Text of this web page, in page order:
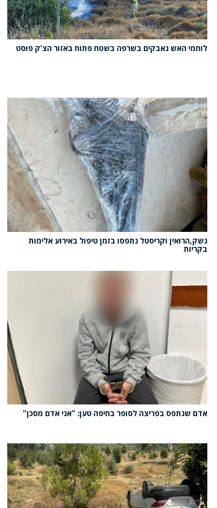
לוחמי האש נאבקים בשרפה בשטח פתוח באזור הצ'ק פוסט
נשק,הרואין וקריסטל נתפסו בזמן טיפול באירוע אלימות
בקריות
אדם שנתפס בפריצה לסופר בחיפה טען: "אני אדם מסכן"